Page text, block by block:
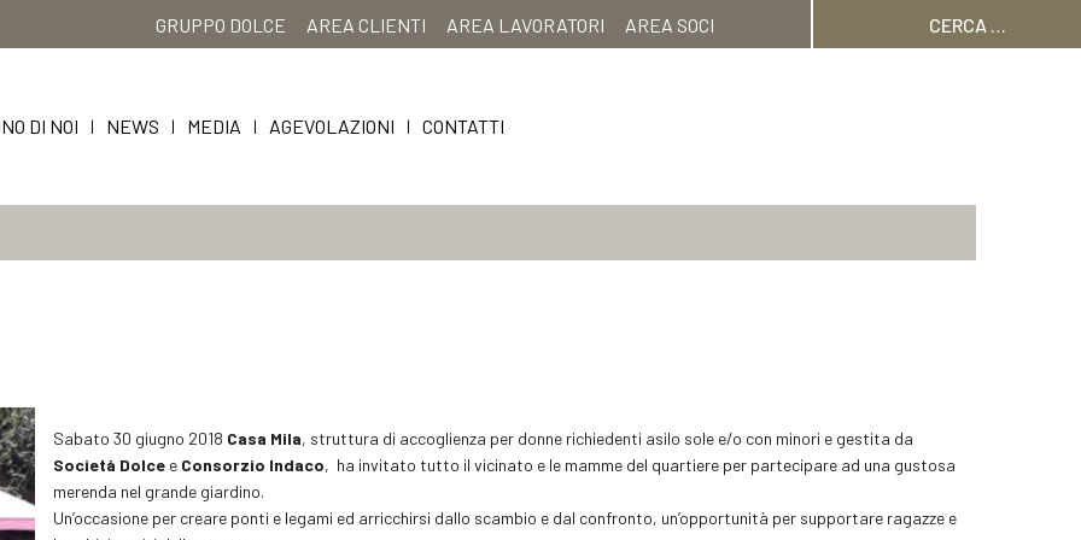
GRUPPO DOLCE AREA CLIENTI AREA LAVORATORI AREA SOCI
DI NOI | NEWS | MEDIA | AGEVOLAZIONI | CONTATTI
Sabato 30 giugno 2018 Casa Mila, struttura di accoglienza per donne richiedenti asilo sole e/o con minori e gestita da
Società Dolce e Consorzio Indaco, ha invitato tutto il vicinato e le mamme del quartiere per partecipare ad una gustosa
merenda nel grande giardino.
Un’occasione per creare ponti e legami ed arricchirsi dallo scambio e dal confronto, un’opportunità per supportare ragazze e